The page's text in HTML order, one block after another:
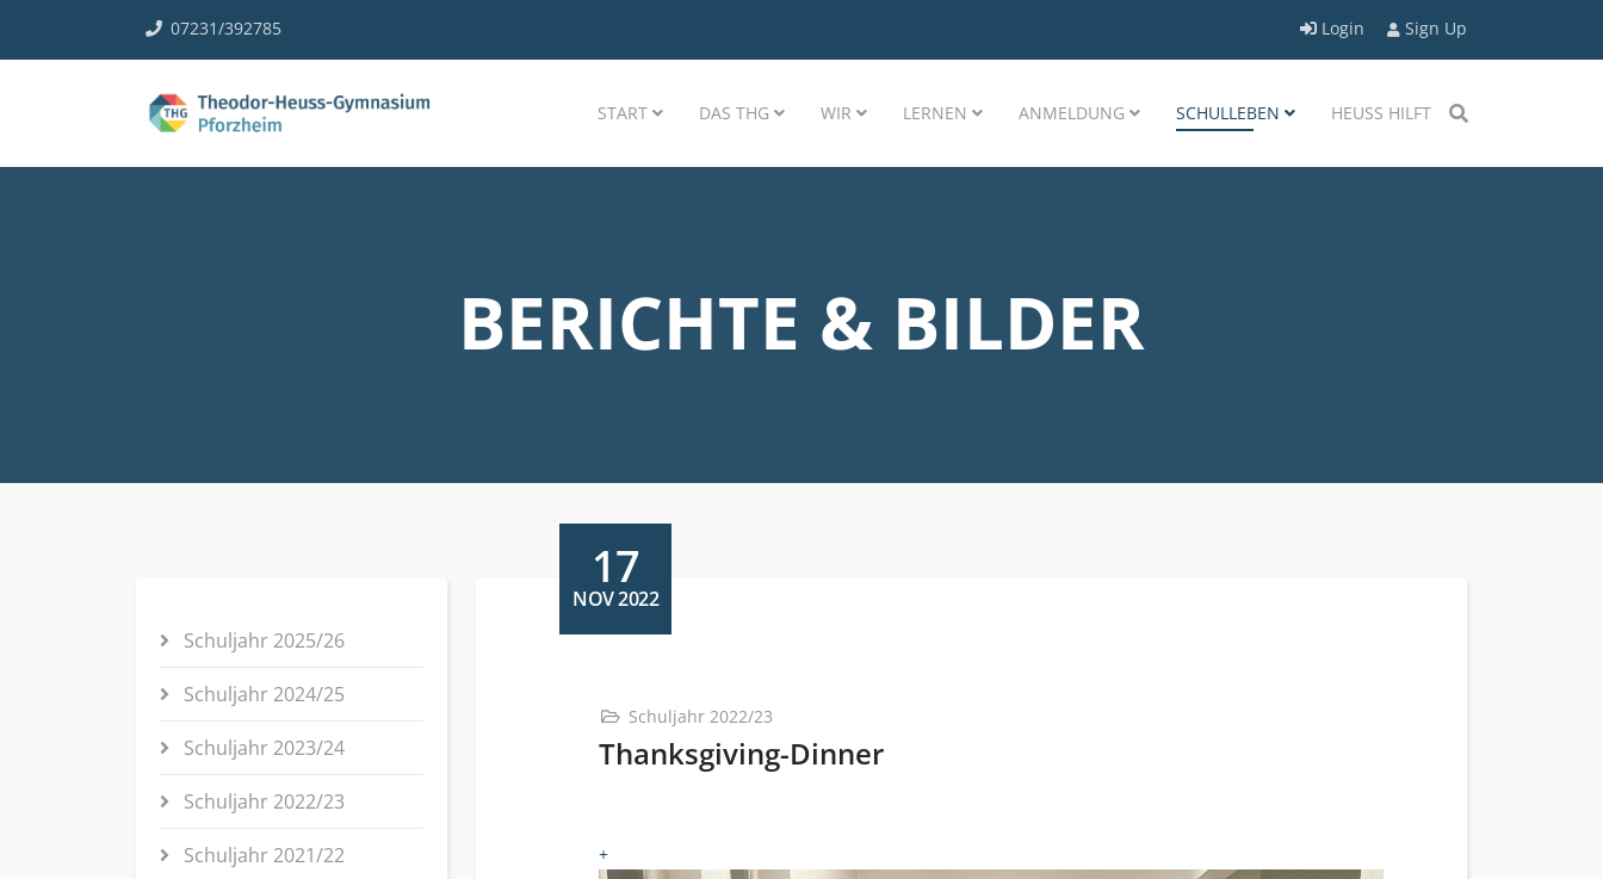
07231/392785 Login Sign Up
START DAS THG WIR LERNEN ANMELDUNG SCHULLEBEN HEUSS HILFT
BERICHTE & BILDER
Schuljahr 2025/26
Schuljahr 2024/25
Schuljahr 2023/24
Schuljahr 2022/23
Schuljahr 2021/22
17
NOV 2022
Schuljahr 2022/23
Thanksgiving-Dinner
+